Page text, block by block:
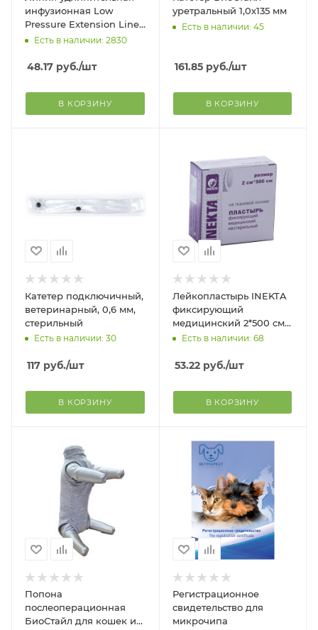
инфузионная Low
Pressure Extension Line
150 см (Ø1.5 мм)
Есть в наличии: 2830
48.17 руб./шт
В КОРЗИНУ
уретральный 1,0х135 мм
Есть в наличии: 45
161.85руб./шт
В КОРЗИНУ
Катетер подключичный,
ветеринарный, 0,6 мм,
стерильный
Есть в наличии: 30
117 руб./шт
В КОРЗИНУ
Лейкопластырь INEKTA
фиксирующий
медицинский 2*500 см
нестерильный на
индивидуальной
Есть в наличии: 68
53.22руб./шт
В КОРЗИНУ
Попона
послеоперационная
БиоСтайл для кошек и
Регистрационное
свидетельство для
микрочипа